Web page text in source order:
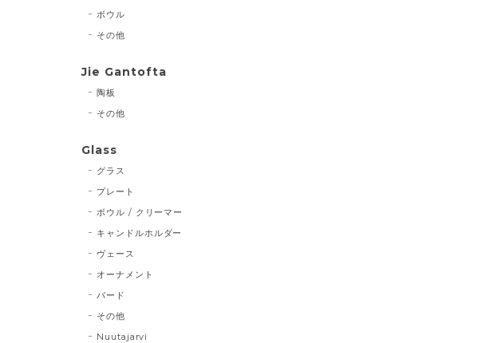
ボウル
その他
Jie Gantofta
陶板
その他
Glass
グラス
プレート
ボウル / クリーマー
キャンドルホルダー
ヴェース
オーナメント
バード
その他
Nuutajarvi